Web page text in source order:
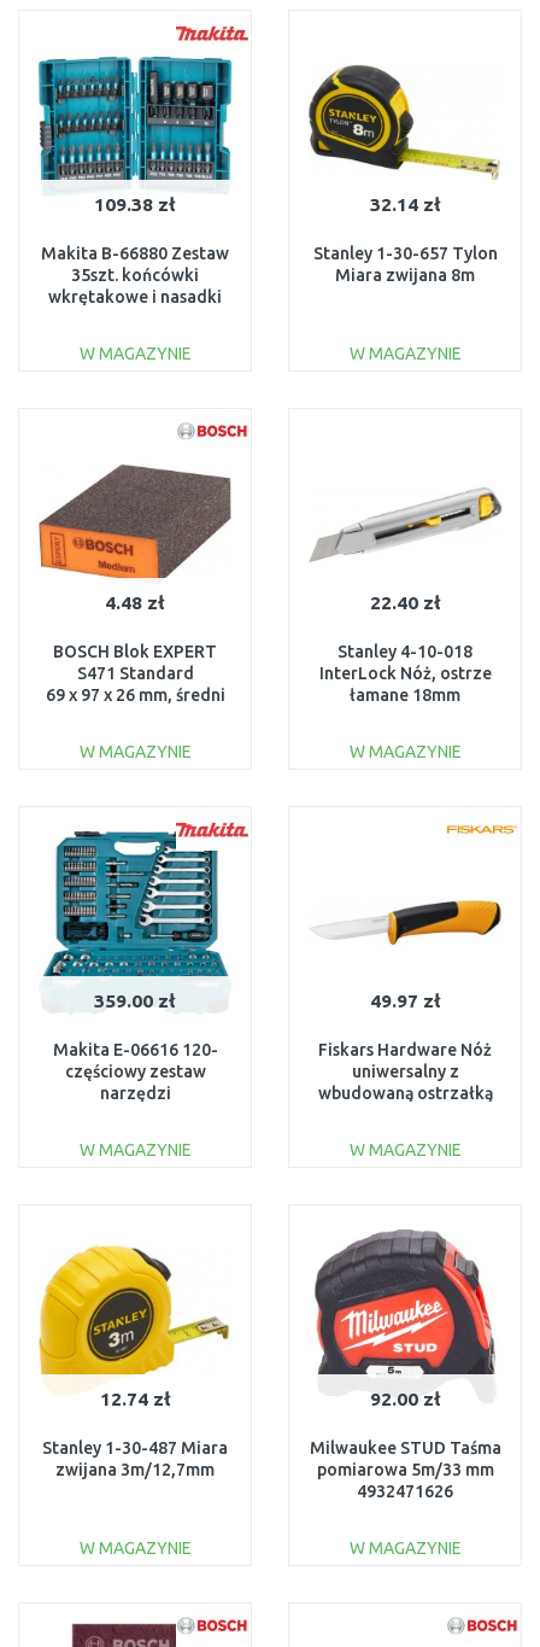
Do porównania
109.38 zł
Makita B-66880 Zestaw
35szt. końcówki
wkrętakowe i nasadki
W MAGAZYNIE
Do porównania
32.14 zł
Stanley 1-30-657 Tylon
Miara zwijana 8m
W MAGAZYNIE
4.48 zł
BOSCH Blok EXPERT
S471 Standard
69 x 97 x 26 mm, średni
W MAGAZYNIE
Do porównania
22.40 zł
Stanley 4-10-018
InterLock Nóż, ostrze
łamane 18mm
W MAGAZYNIE
Do porównania
359.00 zł
Makita E-06616 120-
częściowy zestaw
narzędzi
W MAGAZYNIE
49.97 zł
Fiskars Hardware Nóż
uniwersalny z
wbudowaną ostrzałką
W MAGAZYNIE
12.74 zł
Stanley 1-30-487 Miara
zwijana 3m/12,7mm
W MAGAZYNIE
Do porównania
92.00 zł
Milwaukee STUD Taśma
pomiarowa 5m/33 mm
4932471626
W MAGAZYNIE
Do porównania